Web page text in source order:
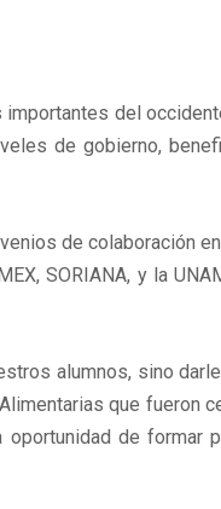
del
de gobierno,
de colaboración
SORIANA, y la
alumnos, sino
que fueron
de formar